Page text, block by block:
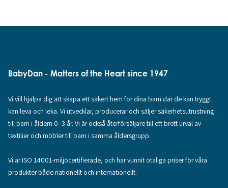
BabyDan - Matters of the Heart since 1947
Vi vill hjälpa dig att skapa ett säkert hem för dina barn där de kan tryggt
kan leva och leka. Vi utvecklar, producerar och säljer säkerhetsutrustning
till barn i åldern 0–3 år. Vi är också återförsäljare till ett brett urval av
textilier och möbler till barn i samma åldersgrupp.
Vi är ISO 14001-miljöcertifierade, och har vunnit otaliga priser för våra
produkter både nationellt och internationellt.